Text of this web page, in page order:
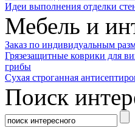
Идеи выполнения отделки
Мебель и
Заказ по индивидуальным
Грязезащитные коврики для
грибы
Сухая строганная
Поиск